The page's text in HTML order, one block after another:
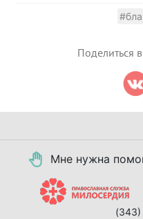
Поделиться
Мне нужна